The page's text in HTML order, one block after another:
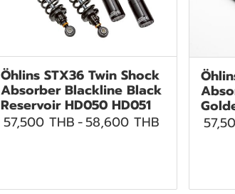
Öhlins STX36 Twin Shock
Absorber Blackline Black
Reservoir HD050 HD051
57,500 THB-58,600 THB